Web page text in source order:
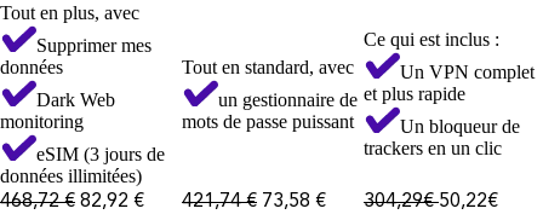
Tout en plus, avec
Supprimer mes
données
Dark Web
monitoring
eSIM (3 jours de
données illimitées)
Tout en standard, avec
un gestionnaire de
mots de passe puissant
Ce qui est inclus :
Un VPN complet
et plus rapide
Un bloqueur de
trackers en un clic
468,72 € 82,92 €
421,74 € 73,58 €
304,29€50,22€